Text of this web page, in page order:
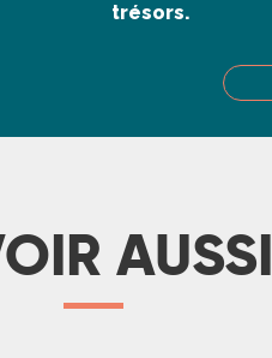
trésors.
AUSSI